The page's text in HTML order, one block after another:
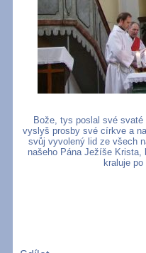
Bože, tys poslal své
vyslyš prosby své církve a
svůj vyvolený lid ze všech
našeho Pána Ježíše Krista,
kraluje